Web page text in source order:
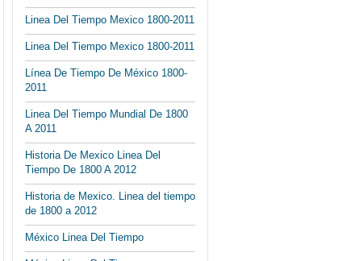
Linea Del Tiempo Mexico 1800-2011
Linea Del Tiempo Mexico 1800-2011
Línea De Tiempo De México 1800-
2011
Linea Del Tiempo Mundial De 1800
A 2011
Historia De Mexico Linea Del
Tiempo De 1800 A 2012
Historia de Mexico. Linea del tiempo
de 1800 a 2012
México Linea Del Tiempo